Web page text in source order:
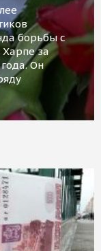
борьбы с
Харпе за
Он